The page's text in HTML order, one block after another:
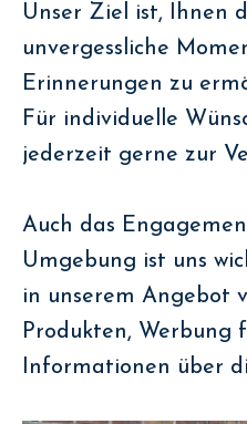
Unser Ziel ist, Ihnen
unvergessliche
Erinnerungen zu
Für individuelle
jederzeit gerne zur
Auch das
Umgebung ist uns
in unserem Angebot
Produkten, Werbung
Informationen über